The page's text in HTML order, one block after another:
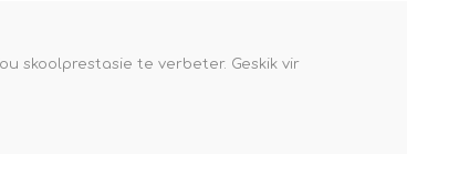
skoolprestasie te verbeter. Geskik vir